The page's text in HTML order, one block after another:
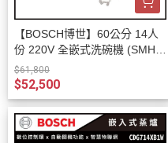
【BOSCH博世】60公分 14人
份 220V 全嵌式洗碗機 (SMH4
ECX28E)
$61,800
$52,500